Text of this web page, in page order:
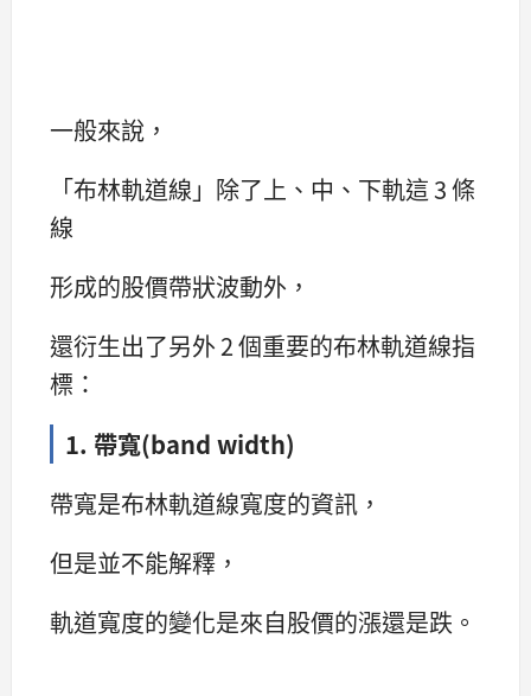
一般來說，
「布林軌道線」除了上、中、下軌這 3 條
線
形成的股價帶狀波動外，
還衍生出了另外 2 個重要的布林軌道線指
標：
1. 帶寬(band width)
帶寬是布林軌道線寬度的資訊，
但是並不能解釋，
軌道寬度的變化是來自股價的漲還是跌。